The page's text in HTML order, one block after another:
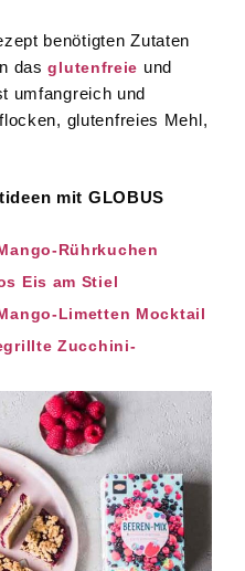
benötigten Zutaten
dasglutenfreie und
umfangreich und
glutenfreies Mehl,
mit GLOBUS
Rührkuchen
Eis am Stiel
Limetten Mocktail
Zucchini-